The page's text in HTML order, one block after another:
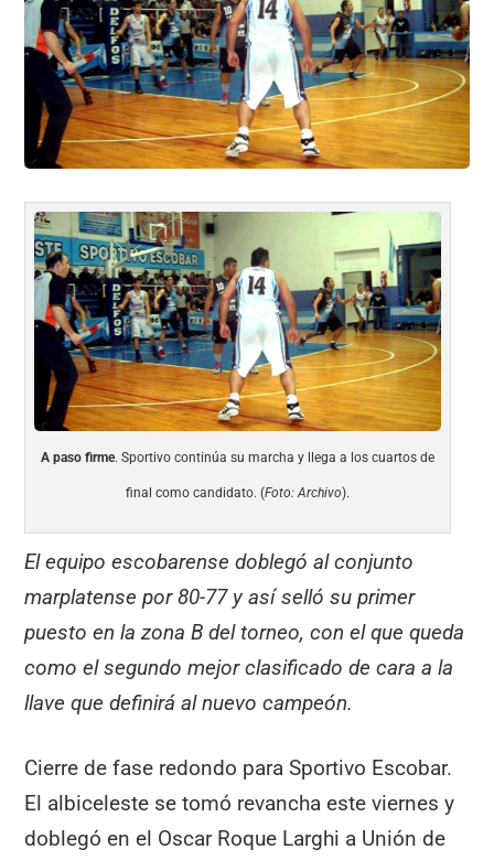
o
o
k
p
p
m
tir
A paso firme. Sportivo continúa su marcha y llega a los cuartos de
final como candidato. (Foto: Archivo).
El equipo escobarense doblegó al conjunto
marplatense por 80-77 y así selló su primer
puesto en la zona B del torneo, con el que queda
como el segundo mejor clasificado de cara a la
llave que definirá al nuevo campeón.
Cierre de fase redondo para Sportivo Escobar.
El albiceleste se tomó revancha este viernes y
doblegó en el Oscar Roque Larghi a Unión de